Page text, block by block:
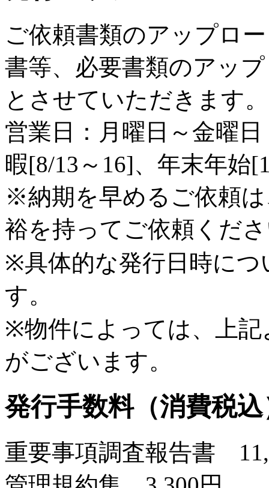
ご依頼書類のアップロ
書等、必要書類のアッ
とさせていただきます。
営業日：月曜日～金曜
暇[8/13～16]、年末年始
※納期を早めるご依頼
裕を持ってご依頼くだ
※具体的な発行日時に
す。
※物件によっては、上
がございます。
発行手数料（消費税込
重要事項調査報告書